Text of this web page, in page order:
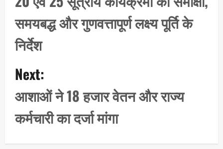
t
n
a
v
i
g
a
t
i
o
समयबद्ध और गुणवत्तापूर्ण लक्ष्य पूर्ति के
निर्देश
Next:
आशाओं ने 18 हजार वेतन और राज्य
कर्मचारी का दर्जा मांगा